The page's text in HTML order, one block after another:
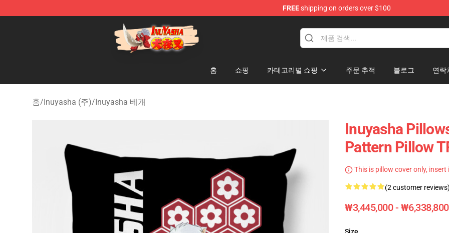
FREEshipping on orders over $100
Inuyasha Store - Official Inuyasha Merchandise Shop
홈 쇼핑 카테고리별 쇼핑 주문 추적 블로그 연락
홈/Inuyasha (주)/Inuyasha 베개
Inuyasha
Pattern Pillow
This is pillow cover only, insert
(2 customer reviews)
₩3,445,000 - ₩6,338,800